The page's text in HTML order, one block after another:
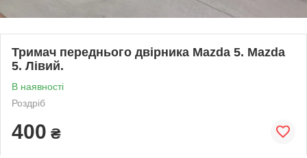
Тримач переднього двірника Mazda 5. Mazda
5. Лівий.
В наявності
Роздріб
400 ₴